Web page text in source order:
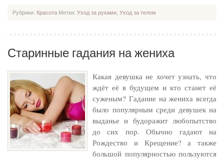
Рубрики: Красота Метки: Уход за руками Уход за телом
Старинные гадания на жениха
Какая девушка не хочет узнать, что
ждёт её в будущем и кто станет её
суженым? Гадание на жениха всегда
было популярным среди девушек на
выданье и будоражит любопытство
до сих пор. Обычно гадают на
Рождество и Крещение? а также
большой популярностью пользуются